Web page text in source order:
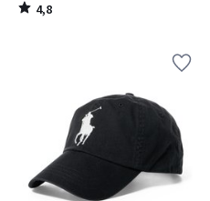
4,8
/